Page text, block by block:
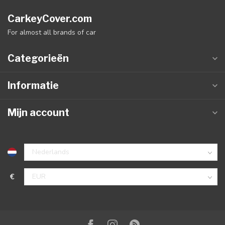
CarkeyCover.com
For almost all brands of car
Categorieën
Informatie
Mijn account
€